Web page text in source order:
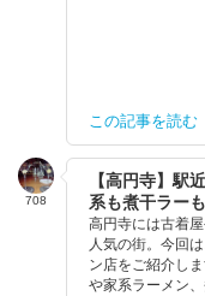
この記事を読む
708
【高円寺】駅
系も煮干ラーも
高円寺には古着
人気の街。今回
ン店をご紹介し
や家系ラーメン、